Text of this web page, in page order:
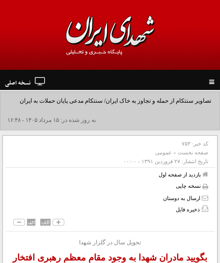
navigation
نسخه اصلی
تصاویر سنتکام از حمله و تجاوز به خاک ایران/ سنتکام مدعی پایان حملات به ایران
شد+فیلم به روز شده در: ۱۵ مرداد ۱۴۰۵ - ۱۶:۴۸
کد خبر: ۷۵۳
صفحه نخست » عمومی
تاریخ انتشار: ۲۷ فروردين ۱۳۹۱ - ۰۰:۰۰
بازدید از صفحه اول
نسخه چاپی
ارسال به دوستان
ذخیره فایل
تحویل سال در گلزار شهدا
بگویید مادران شهدا به وجود مقام معظم رهبری افتخار